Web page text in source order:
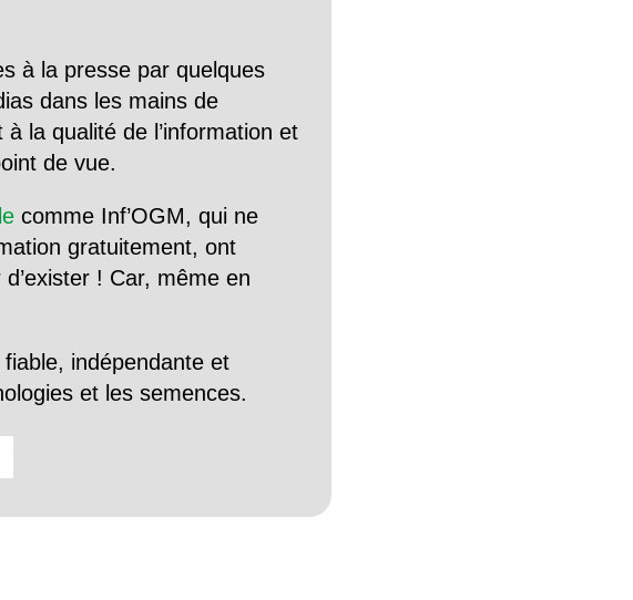
à la presse par quelques
dans les mains de
la qualité de l’information et
de vue.
comme Inf’OGM, qui ne
gratuitement, ont
! Car, même en
indépendante et
et les semences.